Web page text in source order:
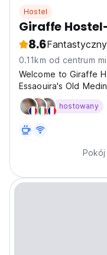
Hostel
Giraffe
8.6Fantastyczny
0.11km od centrum
Welcome to Giraffe
Essaouira's Old
charm, our hostel
seeking an authentic
hostowany